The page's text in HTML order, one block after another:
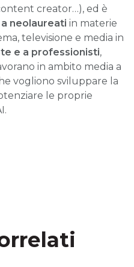
creator…), ed è
neolaureati in materie
televisione e media in
e a professionisti,
in ambito media a
vogliono sviluppare la
le proprie